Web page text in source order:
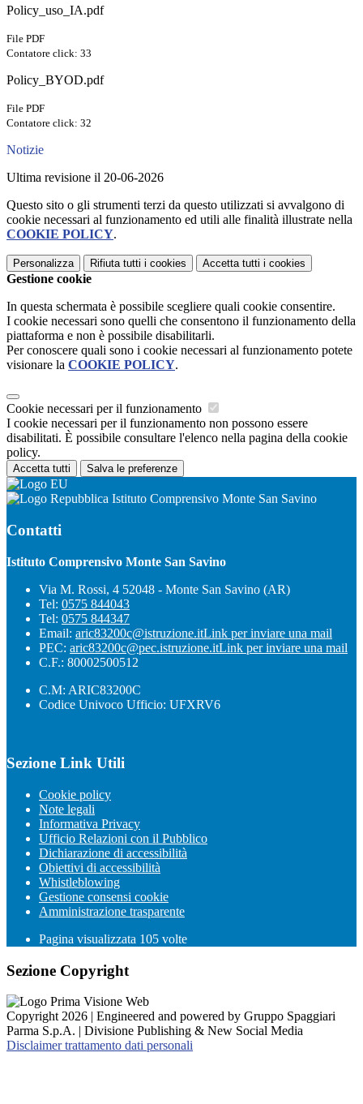
Policy_uso_IA.pdf
File PDF
Contatore click: 33
Policy_BYOD.pdf
File PDF
Contatore click: 32
Notizie
Ultima revisione il 20-06-2026
Questo sito o gli strumenti terzi da questo utilizzati si avvalgono di
cookie necessari al funzionamento ed utili alle finalità illustrate nella
COOKIE POLICY.
Personalizza Rifiuta tutti i cookies Accetta tutti i cookies
Gestione cookie
In questa schermata è possibile scegliere quali cookie consentire.
I cookie necessari sono quelli che consentono il funzionamento della
piattaforma e non è possibile disabilitarli.
Per conoscere quali sono i cookie necessari al funzionamento potete
visionare la COOKIE POLICY.
Cookie necessari per il funzionamento
I cookie necessari per il funzionamento non possono essere
disabilitati. È possibile consultare l'elenco nella pagina della cookie
policy.
Accetta tutti Salva le preferenze
Istituto Comprensivo Monte San Savino
Contatti
Istituto Comprensivo Monte San Savino
Via M. Rossi, 4 52048 - Monte San Savino (AR)
Tel: 0575 844043
Tel: 0575 844347
Email: aric83200c@istruzione.itLink per inviare una mail
PEC: aric83200c@pec.istruzione.itLink per inviare una mail
C.F.: 80002500512
C.M: ARIC83200C
Codice Univoco Ufficio: UFXRV6
Sezione Link Utili
Cookie policy
Note legali
Informativa Privacy
Ufficio Relazioni con il Pubblico
Dichiarazione di accessibilità
Obiettivi di accessibilità
Whistleblowing
Gestione consensi cookie
Amministrazione trasparente
Pagina visualizzata 105 volte
Sezione Copyright
Copyright 2026 | Engineered and powered by Gruppo Spaggiari
Parma S.p.A. | Divisione Publishing & New Social Media
Disclaimer trattamento dati personali